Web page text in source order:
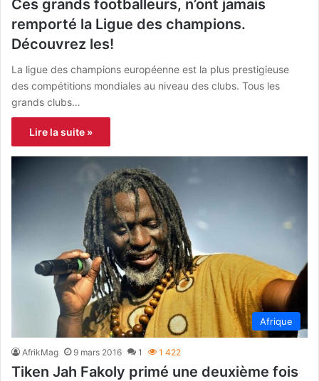
Ces grands footballeurs, n’ont jamais
remporté la Ligue des champions.
Découvrez les!
La ligue des champions européenne est la plus prestigieuse
des compétitions mondiales au niveau des clubs. Tous les
grands clubs…
Lire la suite »
Afrique
AfrikMag 9 mars 2016 1 1 422
Tiken Jah Fakoly primé une deuxième fois